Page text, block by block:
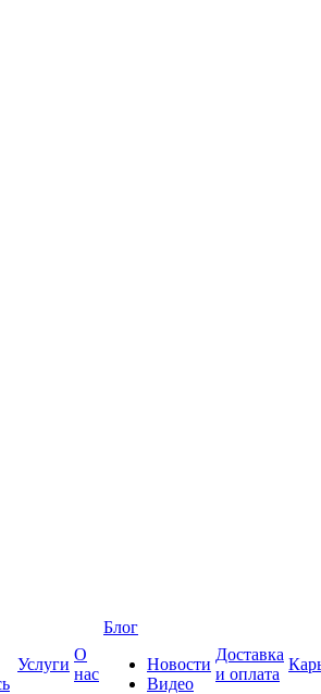
Услуги
О
нас
Блог
Новости
Видео
Доставка
и оплата